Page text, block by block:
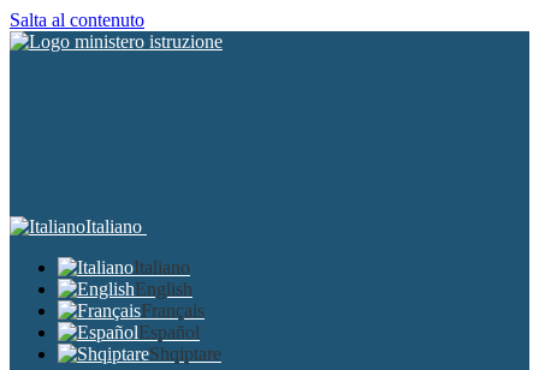
Salta al contenuto
Italiano
Italiano
English
Français
Español
Shqiptare